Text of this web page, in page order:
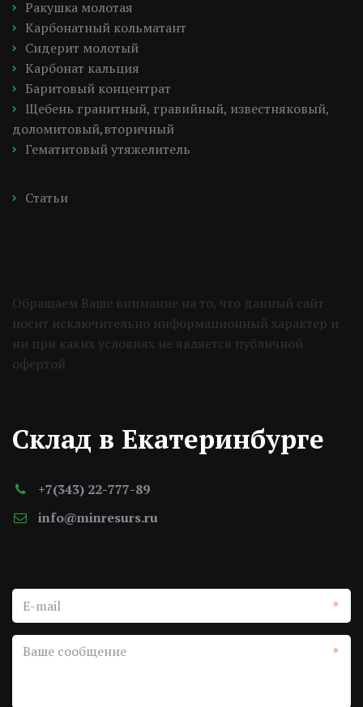
Ракушка молотая
Карбонатный кольматант
Сидерит молотый
Карбонат кальция
Баритовый концентрат
Щебень гранитный, гравийный, известняковый,
доломитовый,вторичный
Гематитовый утяжелитель
Статьи
Обращаем Ваше внимание на то, что данный сайт
носит исключительно информационный характер и
ни при каких условиях не является публичной
офертой
Склад в Екатеринбурге
+7(343) 22-777-89
info@minresurs.ru
*
*